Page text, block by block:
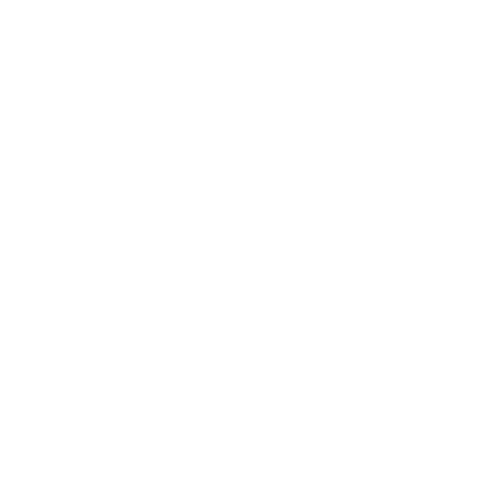
です。
ありません。
です。